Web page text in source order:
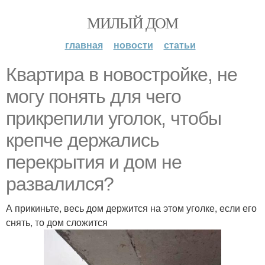
МИЛЫЙ ДОМ
главная новости статьи
Квартира в новостройке, не
могу понять для чего
прикрепили уголок, чтобы
крепче держались
перекрытия и дом не
развалился?
А прикиньте, весь дом держится на этом уголке, если его
снять, то дом сложится